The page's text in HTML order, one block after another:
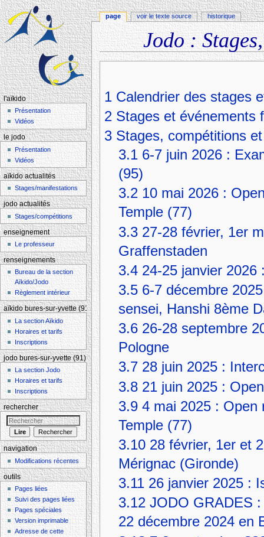
Jodo :
Aller à :navigation , rechercher
1 Calendrier des stages
2 Stages et événements
3 Stages, compétitions
3.1 6-7 juin 2026 :
(95)
3.2 10 mai 2026 :
Temple (77)
3.3 27-28 février, 1er
Graffenstaden
3.4 24-25 janvier 2026
3.5 6-7 décembre
sensei, Hanshi 8ème
3.6 26-28 septembre
Pologne
3.7 28 juin 2025 :
3.8 21 juin 2025 :
3.9 4 mai 2025 : Open
Temple (77)
3.10 28 février, 1er et
Mérignac (Gironde)
3.11 26 janvier 2025 :
3.12 JODO GRADES
22 décembre 2024 en
page voir le texte source historique
l'aïkido
Présentation
Vidéos
le jodo
Présentation
Vidéos
aïkido actualités
Stages/manifestations
jodo actualités
Stages/compétitions
enseignement
Le professeur
renseignements
Bureau de la section
Aïkido/Jodo
Règlement intérieur
aïkido bures-sur-yvette (91)
La section Aïkido
Horaires et tarifs
Inscriptions
jodo bures-sur-yvette (91)
La section Jodo
Horaires et tarifs
Inscriptions
rechercher
navigation
Modifications récentes
outils
Pages liées
Suivi des pages liées
Pages spéciales
Version imprimable
Adresse de cette